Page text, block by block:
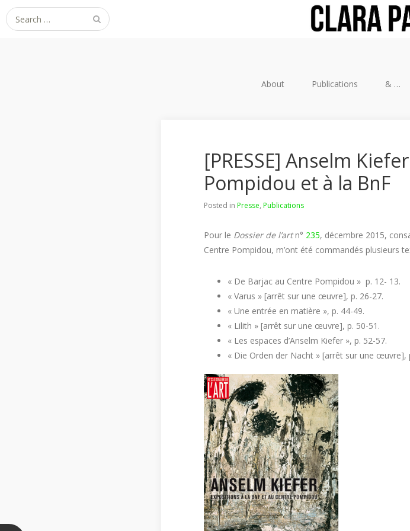
Search
for:
About Publications & …
[PRESSE] Anselm
Pompidou et à la BnF
Posted in Presse, Publications
Pour le Dossier de l’artn° 235, décembre 2015,
Centre Pompidou, m’ont été commandés plusieurs
« De Barjac au Centre Pompidou » p. 12- 13.
« Varus » [arrêt sur une œuvre], p. 26-27.
« Une entrée en matière », p. 44-49.
« Lilith » [arrêt sur une œuvre], p. 50-51.
« Les espaces d’Anselm Kiefer », p. 52-57.
« Die Orden der Nacht » [arrêt sur une œuvre],